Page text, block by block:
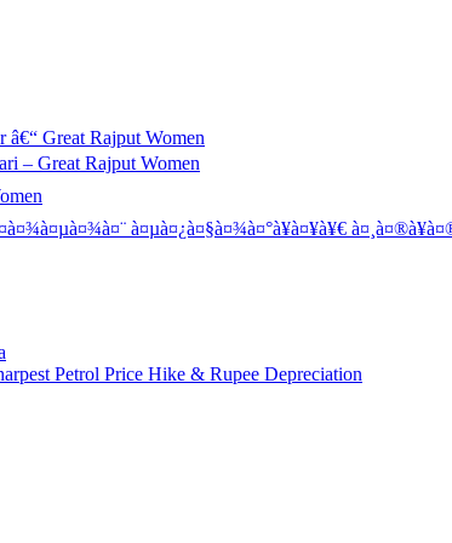
â€“ Great Rajput Women
– Great Rajput Women
à¤µà¤¿à¤§à¤¾à¤°à¥à¤¥à¥€
Petrol Price Hike & Rupee Depreciation